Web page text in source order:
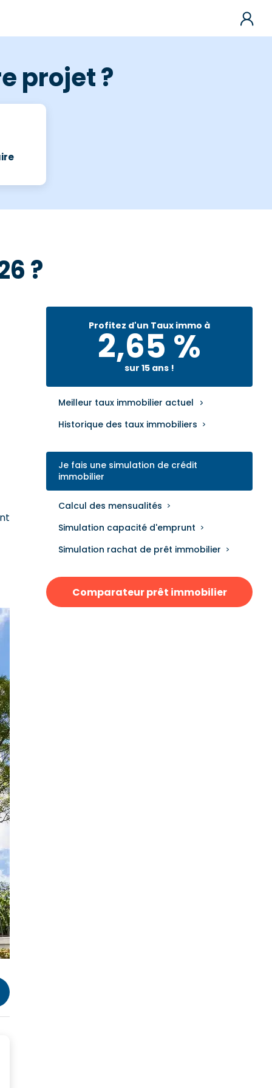
projet ?
?
Profitez d'un Taux immo à
2,65 %
sur 15 ans !
Meilleur taux immobilier actuel
Historique des taux immobiliers
Je fais une simulation de crédit
immobilier
Calcul des mensualités
Simulation capacité d'emprunt
Simulation rachat de prêt immobilier
Comparateur prêt immobilier